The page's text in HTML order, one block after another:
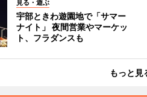
見る・遊ぶ
宇部ときわ遊園地で「サマー
ナイト」 夜間営業やマーケッ
ト、フラダンスも
もっと見